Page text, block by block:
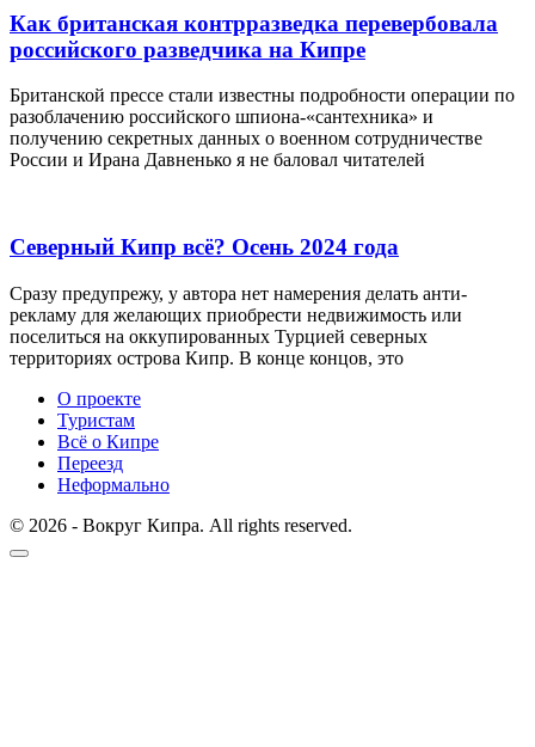
Как британская контрразведка перевербовала
российского разведчика на Кипре
Британской прессе стали известны подробности операции по
разоблачению российского шпиона-«сантехника» и
получению секретных данных о военном сотрудничестве
России и Ирана Давненько я не баловал читателей
Северный Кипр всё? Осень 2024 года
Сразу предупрежу, у автора нет намерения делать анти-
рекламу для желающих приобрести недвижимость или
поселиться на оккупированных Турцией северных
территориях острова Кипр. В конце концов, это
О проекте
Туристам
Всё о Кипре
Переезд
Неформально
© 2026 - Вокруг Кипра. All rights reserved.